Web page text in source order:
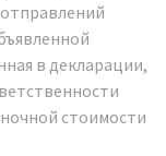
в декларации,
стоимости